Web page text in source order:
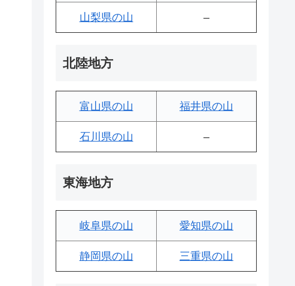
山梨県の山 –
北陸地方
富山県の山 福井県の山
石川県の山 –
東海地方
岐阜県の山 愛知県の山
静岡県の山 三重県の山